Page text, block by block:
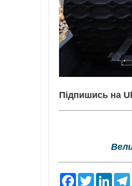
Підпишись на
F
T
L